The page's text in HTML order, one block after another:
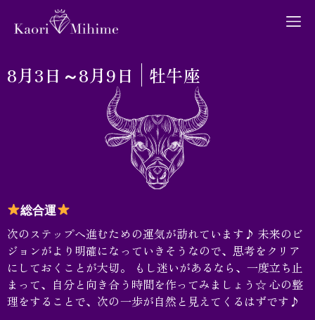
8月3日～8月9日 牡牛座
総合運
次のステップへ進むための運気が訪れています♪ 未来のビ
ジョンがより明確になっていきそうなので、思考をクリア
にしておくことが大切。 もし迷いがあるなら、一度立ち止
まって、自分と向き合う時間を作ってみましょう☆ 心の整
理をすることで、次の一歩が自然と見えてくるはずです♪
ブログ
お問い合わせ